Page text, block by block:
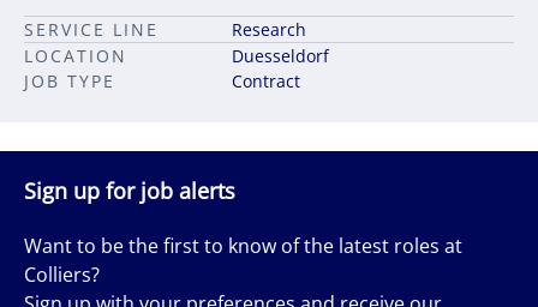
JOB TYPE Contract
LOCATION Duesseldorf
SERVICE LINE Research
Sign up for job alerts
Want to be the first to know of the latest roles at
Colliers?